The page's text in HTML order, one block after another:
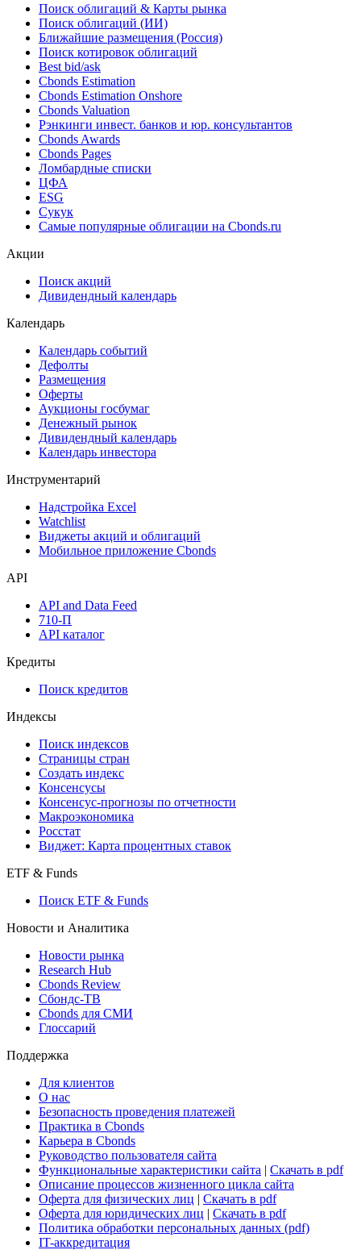
Поиск облигаций & Карты рынка
Поиск облигаций (ИИ)
Ближайшие размещения (Россия)
Поиск котировок облигаций
Best bid/ask
Cbonds Estimation
Cbonds Estimation Onshore
Cbonds Valuation
Рэнкинги инвест. банков и юр. консультантов
Cbonds Awards
Cbonds Pages
Ломбардные списки
ЦФА
ESG
Сукук
Самые популярные облигации на Cbonds.ru
Акции
Поиск акций
Дивидендный календарь
Календарь
Календарь событий
Дефолты
Размещения
Оферты
Аукционы госбумаг
Денежный рынок
Дивидендный календарь
Календарь инвестора
Инструментарий
Надстройка Excel
Watchlist
Виджеты акций и облигаций
Мобильное приложение Cbonds
API
API and Data Feed
710-П
API каталог
Кредиты
Поиск кредитов
Индексы
Поиск индексов
Страницы стран
Создать индекс
Консенсусы
Консенсус-прогнозы по отчетности
Макроэкономика
Росстат
Виджет: Карта процентных ставок
ETF & Funds
Поиск ETF & Funds
Новости и Аналитика
Новости рынка
Research Hub
Cbonds Review
Сбондс-ТВ
Cbonds для СМИ
Глоссарий
Поддержка
Для клиентов
О нас
Безопасность проведения платежей
Практика в Cbonds
Карьера в Cbonds
Руководство пользователя сайта
Функциональные характеристики сайта | Скачать в pdf
Описание процессов жизненного цикла сайта
Оферта для физических лиц | Скачать в pdf
Оферта для юридических лиц | Скачать в pdf
Политика обработки персональных данных (pdf)
IT-аккредитация